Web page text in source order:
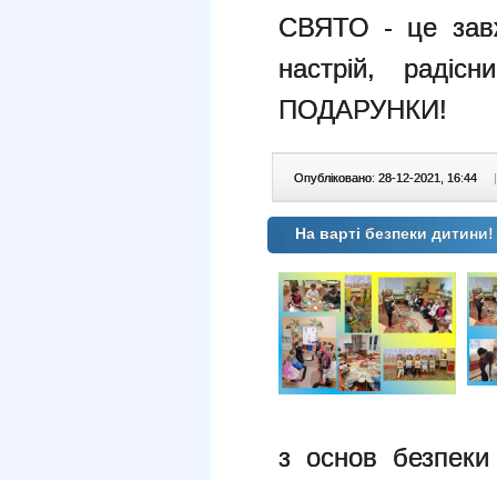
СВЯТО - це
настрій,
ПОДАРУНКИ!
Опубліковано: 28-12-2021, 16:44 |
На варті безпеки дитини!
з основ безпеки